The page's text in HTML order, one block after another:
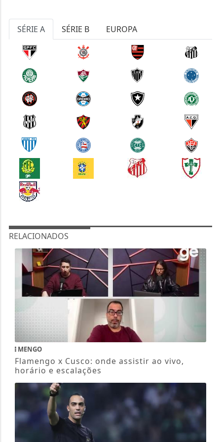
SÉRIE A SÉRIE B EUROPA
RELACIONADOS
MENGO
Flamengo x Cusco: onde assistir ao vivo,
horário e escalações